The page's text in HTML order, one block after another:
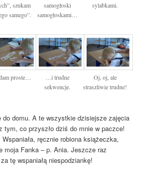
szukam
samego”.
samogłoski
samogłoskami…
sylabkami.
proste…
…i trudne
sekwencje.
Oj, oj, ale
straszliwie trudne!
do domu. A te wszystkie dzisiejsze zajęcia
tym, co przyszło dziś do mnie w paczce!
ręcznie robiona książeczka,
moja Fanka – p. Ania. Jeszcze raz
tę wspaniałą niespodziankę!